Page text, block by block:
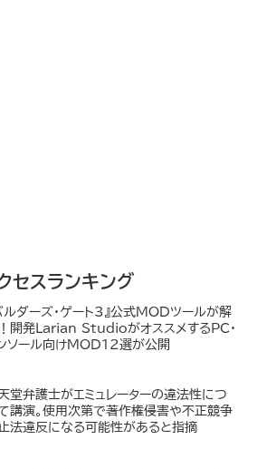
セスランキング
ルダーズ・ゲート3』公式MODツールが解
開発Larian StudioがオススメするPC・
ソール向けMOD12選が公開
堂弁護士がエミュレーターの違法性につ
講演。使用次第で著作権侵害や不正競争
法違反になる可能性があると指摘